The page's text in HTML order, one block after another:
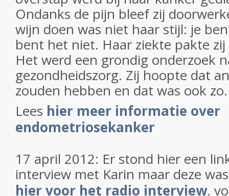
Ondanks de pijn bleef zij
wijn doen was niet haar stijl: je
bent het niet. Haar ziekte pakte
Het werd een grondig onderzoek
gezondheidszorg. Zij hoopte dat
zouden hebben en dat was ook zo.
Lees hier meer informatie over
endometriosekanker
17 april 2012: Er stond hier een
interview met Karin maar deze
hier voor het radio interview.